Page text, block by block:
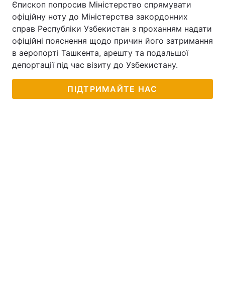
Єпископ попросив Міністерство спрямувати
офіційну ноту до Міністерства закордонних
справ Республіки Узбекистан з проханням надати
офіційні пояснення щодо причин його затримання
в аеропорті Ташкента, арешту та подальшої
депортації під час візиту до Узбекистану.
ПІДТРИМАЙТЕ НАС